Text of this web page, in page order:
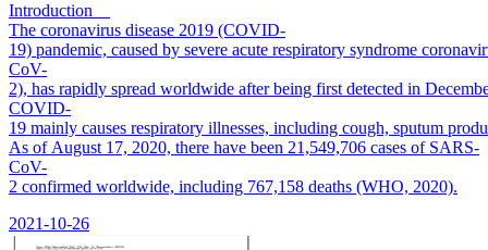
Introduction
The coronavirus disease 2019 (COVID-
19) pandemic, caused by severe acute respiratory syndrome
CoV-
2), has rapidly spread worldwide after being first detected in
COVID-
19 mainly causes respiratory illnesses, including cough, sputum
As of August 17, 2020, there have been 21,549,706 cases of SARS-
CoV-
2 confirmed worldwide, including 767,158 deaths (WHO, 2020).
2021-10-26